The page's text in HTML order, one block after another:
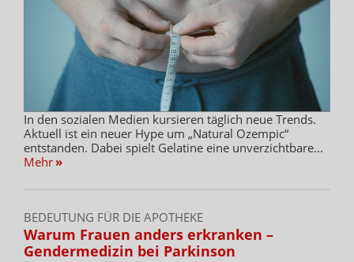
In den sozialen Medien kursieren täglich neue Trends.
Aktuell ist ein neuer Hype um „Natural Ozempic“
entstanden. Dabei spielt Gelatine eine unverzichtbare...
Mehr »
BEDEUTUNG FÜR DIE APOTHEKE
Warum Frauen anders erkranken –
Gendermedizin bei Parkinson